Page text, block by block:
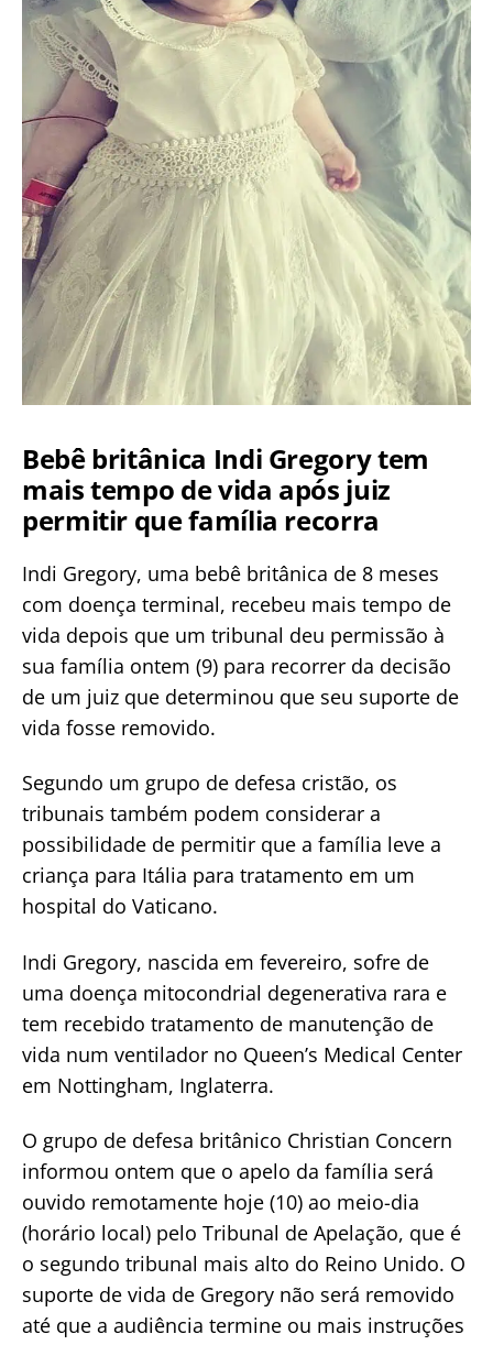
Bebê britânica Indi Gregory tem
mais tempo de vida após juiz
permitir que família recorra
Indi Gregory, uma bebê britânica de 8 meses
com doença terminal, recebeu mais tempo de
vida depois que um tribunal deu permissão à
sua família ontem (9) para recorrer da decisão
de um juiz que determinou que seu suporte de
vida fosse removido.
Segundo um grupo de defesa cristão, os
tribunais também podem considerar a
possibilidade de permitir que a família leve a
criança para Itália para tratamento em um
hospital do Vaticano.
Indi Gregory, nascida em fevereiro, sofre de
uma doença mitocondrial degenerativa rara e
tem recebido tratamento de manutenção de
vida num ventilador no Queen’s Medical Center
em Nottingham, Inglaterra.
O grupo de defesa britânico Christian Concern
informou ontem que o apelo da família será
ouvido remotamente hoje (10) ao meio-dia
(horário local) pelo Tribunal de Apelação, que é
o segundo tribunal mais alto do Reino Unido. O
suporte de vida de Gregory não será removido
até que a audiência termine ou mais instruções